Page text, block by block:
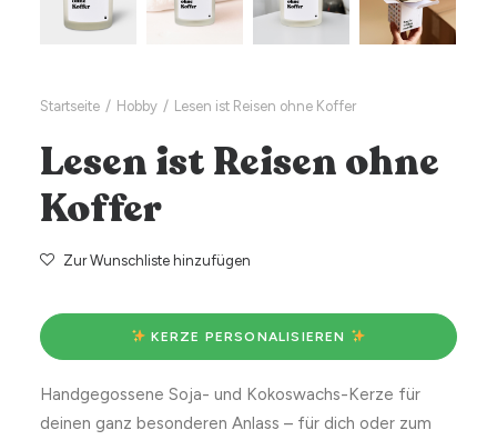
Startseite Hobby Lesen ist Reisen ohne Koffer
Lesen ist Reisen ohne
Koffer
Zur Wunschliste hinzufügen
KERZE PERSONALISIEREN
Handgegossene Soja- und Kokoswachs-Kerze für
deinen ganz besonderen Anlass – für dich oder zum